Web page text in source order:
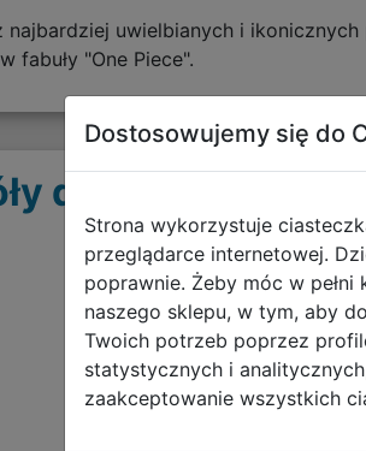
najbardziej uwielbianych i
fabuły "One Piece".
dotyczące
Dostosowujemy się do
Strona wykorzystuje
przeglądarce internetowej.
poprawnie. Żeby móc w
naszego sklepu, w tym, aby
Twoich potrzeb poprzez
statystycznych i
zaakceptowanie wszystkich